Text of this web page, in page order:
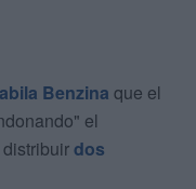
Benzina que el
el
dos